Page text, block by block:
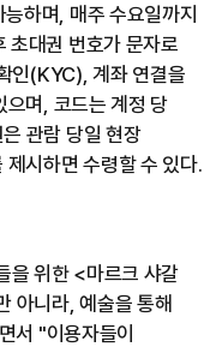
하며, 매주 수요일까지
초대권 번호가 문자로
인(KYC), 계좌 연결을
으며, 코드는 계정 당
관람 당일 현장
시하면 수령할 수 있다.
을 위한 <마르크 샤갈
아니라, 예술을 통해
서 "이용자들이